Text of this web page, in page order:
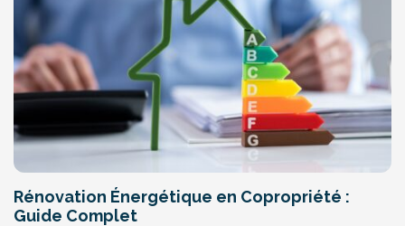
Rénovation Énergétique en Copropriété :
Guide Complet